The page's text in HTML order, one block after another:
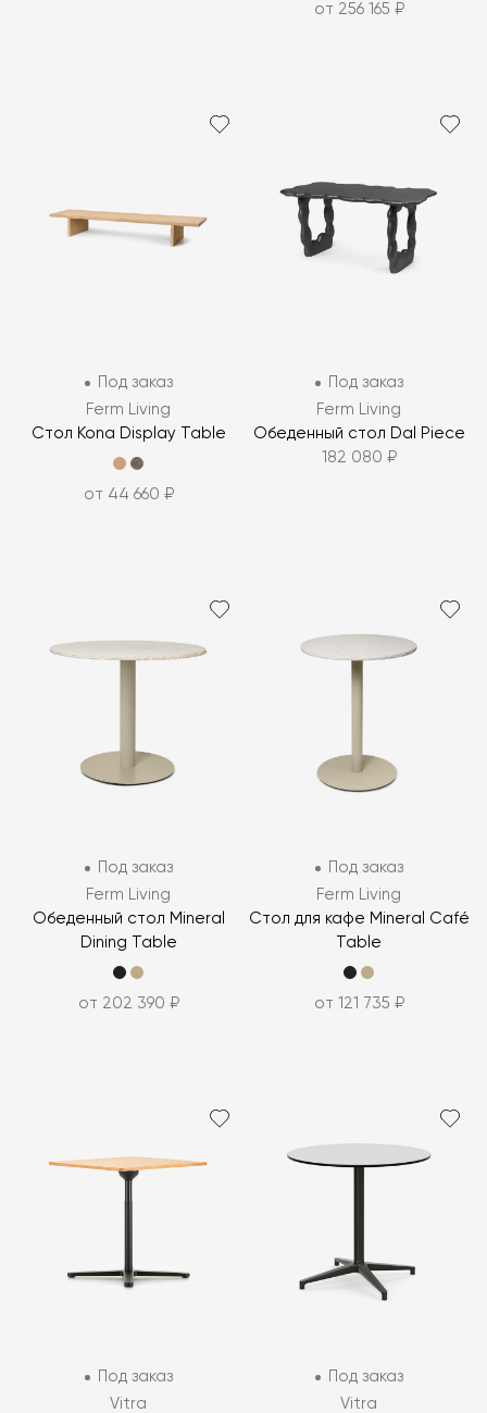
от 256 165 ₽
Под заказ
Ferm Living
Стол Kona Display Table
от 44 660 ₽
Под заказ
Ferm Living
Обеденный стол Dal Piece
182 080 ₽
Под заказ
Ferm Living
Обеденный стол Mineral
Dining Table
от 202 390 ₽
Под заказ
Ferm Living
Стол для кафе Mineral Café
Table
от 121 735 ₽
Под заказ
Vitra
Под заказ
Vitra